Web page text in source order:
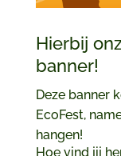
Hierbij
banner!
Deze banner
EcoFest,
hangen!
Hoe vind jij